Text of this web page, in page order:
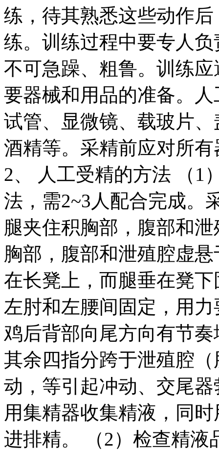
练，待其熟悉这些动作
练。训练过程中要专人
不可急躁、粗鲁。训练
要器械和用品的准备。
试管、显微镜、载玻片
酒精等。采精前应对所
2、 人工受精的方法 （1
法，需2~3人配合完成。
腿夹住积胸部，腹部和
胸部，腹部和泄殖腔虚
在长凳上，而腿垂在凳
左肘和左腰间固定，用
鸡后背部向尾方向有节
其余四指分跨于泄殖腔
动，等引起冲动、交尾
用集精器收集精液，同
进排精。 （2）检查精液